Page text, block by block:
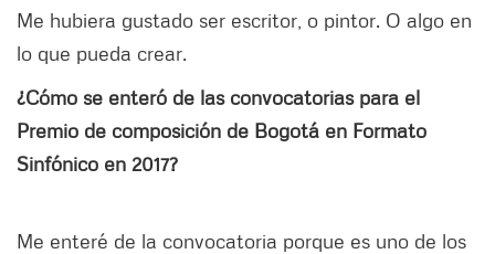
Me hubiera gustado ser escritor, o pintor. O algo en
lo que pueda crear.
¿Cómo se enteró de las convocatorias para el
Premio de composición de Bogotá en Formato
Sinfónico en 2017?
Me enteré de la convocatoria porque es uno de los